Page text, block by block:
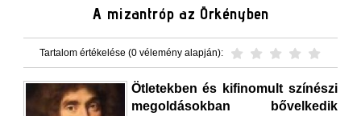
A mizantróp az Örkényben
Tartalom értékelése (0 vélemény alapján):
Ötletekben és kifinomult színészi
megoldásokban bővelkedik